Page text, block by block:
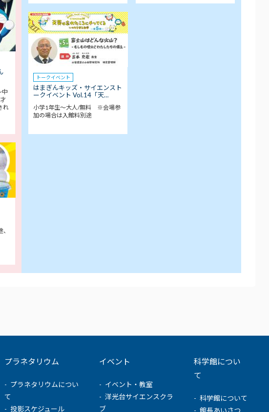
中
れ
トークイベント
はまぎんキッズ・サイエンスト
ークイベント Vol.14「天…
小学1年生～大人/無料 ※会場参
加の場合は入館料別途
プラネタリウム
プラネタリウムについ
て
投影スケジュール
イベント
イベント・教室
洋光台サイエンスクラ
ブ
科学館につい
て
科学館について